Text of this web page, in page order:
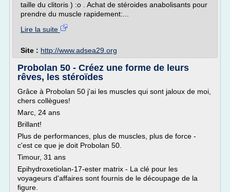
taille du clitoris ) :o . Achat de stéroides anabolisants pour
prendre du muscle rapidement:...
Lire la suite
Site : http://www.adsea29.org
Probolan 50 - Créez une forme de leurs
rêves, les stéroïdes
Grâce à Probolan 50 j'ai les muscles qui sont jaloux de moi,
chers collègues!
Marc, 24 ans
Brillant!
Plus de performances, plus de muscles, plus de force -
c'est ce que je doit Probolan 50.
Timour, 31 ans
Epihydroxetiolan-17-ester matrix - La clé pour les
voyageurs d'affaires sont fournis de le découpage de la
figure.